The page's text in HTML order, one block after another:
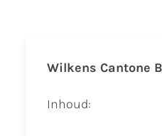
Wilkens Cantone
Inhoud: